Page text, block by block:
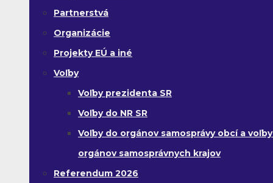
Partnerstvá
Organizácie
Projekty EÚ a iné
Voľby
Voľby prezidenta SR
Voľby do NR SR
Voľby do orgánov samosprávy obcí a
orgánov samosprávnych krajov
Referendum 2026